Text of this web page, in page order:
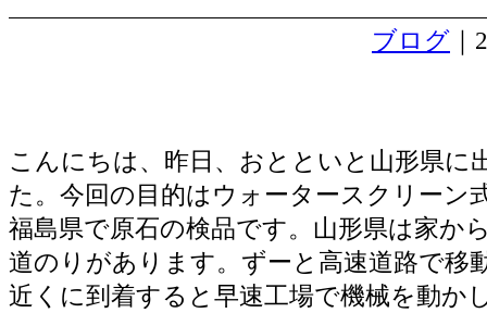
ブログ
こんにちは、昨日、おとといと山形県に
た。今回の目的はウォータースクリーン
福島県で原石の検品です。山形県は家か
道のりがあります。ずーと高速道路で移
近くに到着すると早速工場で機械を動か